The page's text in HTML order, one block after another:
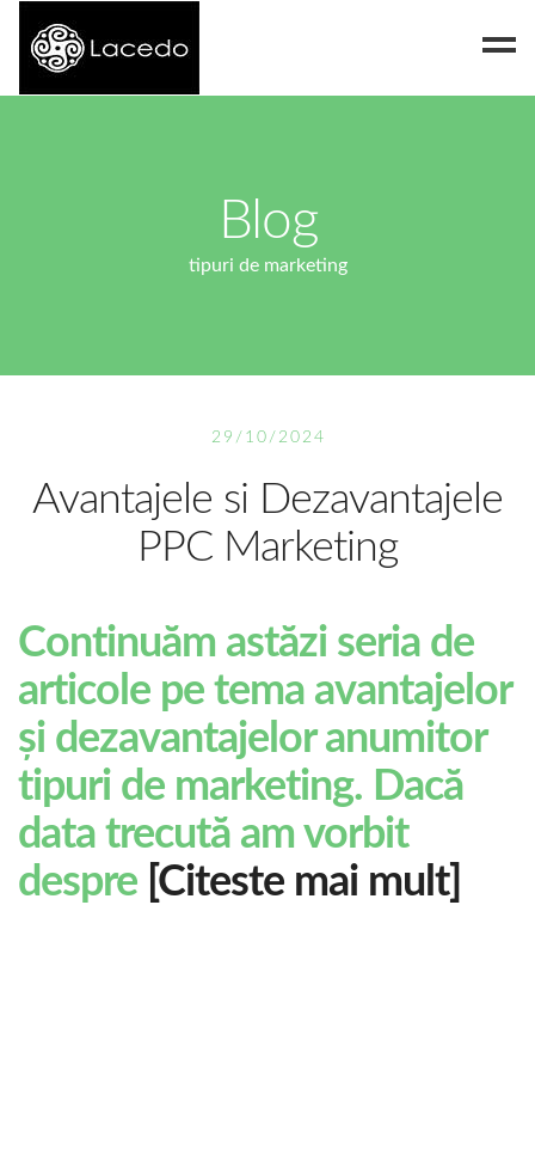
Blog
tipuri de marketing
29/10/2024
Avantajele si Dezavantajele
PPC Marketing
Continuăm astăzi seria de
articole pe tema avantajelor
și dezavantajelor anumitor
tipuri de marketing. Dacă
data trecută am vorbit
despre [Citeste mai mult]